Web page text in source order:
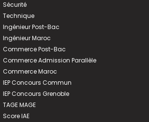
Sécurité
Technique
Ingénieur Post-Bac
Ingénieur Maroc
Commerce Post-Bac
Commerce Admission Parallèle
Commerce Maroc
IEP Concours Commun
IEP Concours Grenoble
TAGE MAGE
Score IAE